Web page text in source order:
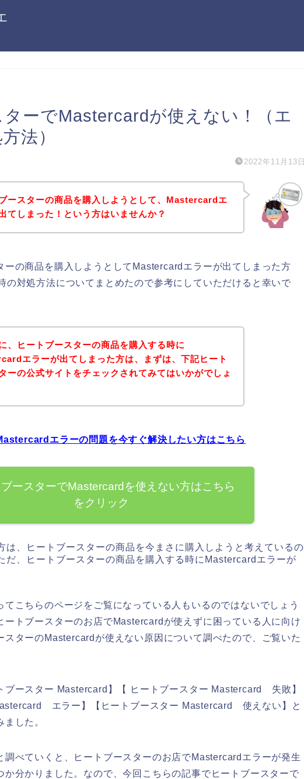
ターでMastercardが使えない！（エ
法）
2022年11月13日
ースターの商品を購入しようとして、Mastercardエ
てしまった！という方はいませんか？
ーの商品を購入しようとしてMastercardエラーが出てしまった方
の対処方法についてまとめたので参考にしていただけると幸いで
、ヒートブースターの商品を購入する時に
エラーが出てしまった方は、まずは、下記ヒート
ーの公式サイトをチェックされてみてはいかがでしょ
エラーの問題を今すぐ解決したい方はこちら
ースターでMastercardを使えない方はこちら
をクリック
は、ヒートブースターの商品を今まさに購入しようと考えているの
だ、ヒートブースターの商品を購入する時にMastercardエラーが
てこちらのページをご覧になっている人もいるのではないでしょう
ートブースターのお店でMastercardが使えずに困っている人に向け
スターのMastercardが使えない原因について調べたので、ご覧いた
ブースター Mastercard】【 ヒートブースター Mastercard 失敗】
エラー】【ヒートブースター Mastercard 使えない】と
した。
調べていくと、ヒートブースターのお店でMastercardエラーが発生
か分かりました。なので、今回こちらの記事でヒートブースターで